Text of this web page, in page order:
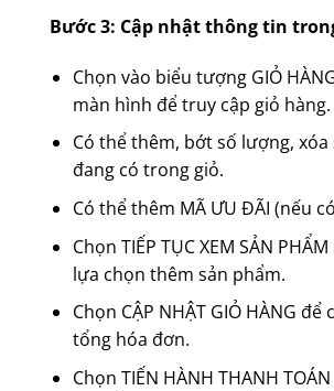
Bước 3: Cập nhật thông tin
Chọn vào biểu tượng GIỎ
màn hình để truy cập giỏ hàng.
Có thể thêm, bớt số lượng, xóa
đang có trong giỏ.
Có thể thêm MÃ ƯU ĐÃI (nếu
Chọn TIẾP TỤC XEM SẢN
lựa chọn thêm sản phẩm.
Chọn CẬP NHẬT GIỎ HÀNG để
tổng hóa đơn.
Chọn TIẾN HÀNH THANH